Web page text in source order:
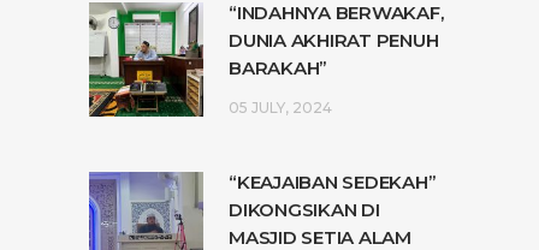
“INDAHNYA BERWAKAF,
DUNIA AKHIRAT PENUH
BARAKAH”
05 JULY, 2024
“KEAJAIBAN SEDEKAH”
DIKONGSIKAN DI
MASJID SETIA ALAM